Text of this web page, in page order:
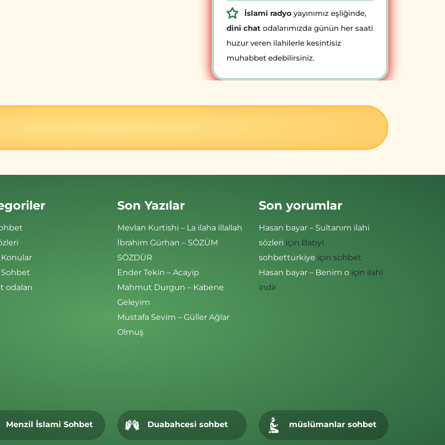
İslami radyo yayınımız eşliğinde,
dini chat odalarımızda günün her saati
huzur veren ilahilerle kesintisiz
muhabbet edebilirsiniz.
odaları
Son Yazılar
Mevlan Kurtishi – La ilaha illallah
İbrahim Gürhan – SÖZÜM
SÖZDÜR
Ender Tekin – Acayip
Mahmut Durgun – Kabene
Geleyim
Mustafa Sevim – Güller Ağlar
Olmuş
Son yorumlar
Hasan bayar – Sultanım ilahi
sözleri için Babyl
sohbetturkiye için sohbet
Hasan bayar – Benim o için ilahi
indir
Menzil İslami Sohbet Duabahcesi sohbet müslümanlar sohbet